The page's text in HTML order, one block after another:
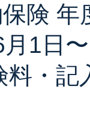
険 年
1日
・記